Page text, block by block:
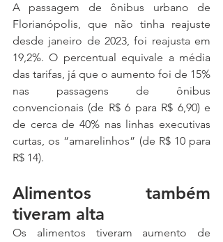
A passagem de ônibus urbano de
Florianópolis, que não tinha reajuste
desde janeiro de 2023, foi reajusta em
19,2%. O percentual equivale a média
das tarifas, já que o aumento foi de 15%
nas passagens de ônibus
convencionais (de R$ 6 para R$ 6,90) e
de cerca de 40% nas linhas executivas
curtas, os “amarelinhos” (de R$ 10 para
R$ 14).
Alimentos também
tiveram alta
Os alimentos tiveram aumento de